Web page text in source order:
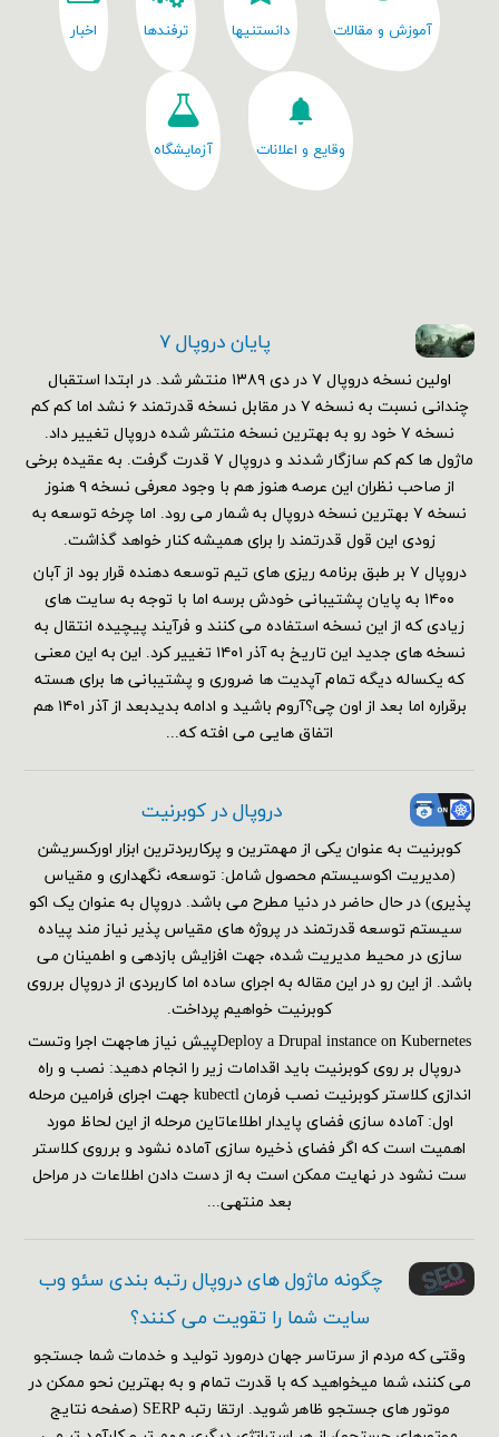
آموزش و مقالات دانستنیها ترفندها اخبار
وقایع و اعلانات آزمایشگاه
پایان دروپال ۷
اولین نسخه دروپال ۷ در دی ۱۳۸۹ منتشر شد. در ابتدا استقبال
چندانی نسبت به نسخه ۷ در مقابل نسخه قدرتمند ۶ نشد اما کم کم
نسخه ۷ خود رو به بهترین نسخه منتشر شده دروپال تغییر داد.
ماژول ها کم کم سازگار شدند و دروپال ۷ قدرت گرفت. به عقیده برخی
از صاحب نظران این عرصه هنوز هم با وجود معرفی نسخه ۹ هنوز
نسخه ۷ بهترین نسخه دروپال به شمار می رود. اما چرخه توسعه به
زودی این قول قدرتمند را برای همیشه کنار خواهد گذاشت.
دروپال ۷ بر طبق برنامه ریزی های تیم توسعه دهنده قرار بود از آبان
۱۴۰۰ به پایان پشتیبانی خودش برسه اما با توجه به سایت های
زیادی که از این نسخه استفاده می کنند و فرآیند پیچیده انتقال به
نسخه های جدید این تاریخ به آذر ۱۴۰۱ تغییر کرد. این به این معنی
که یکساله دیگه تمام آپدیت ها ضروری و پشتیبانی ها برای هسته
برقراره اما بعد از اون چی؟آروم باشید و ادامه بدیدبعد از آذر ۱۴۰۱ هم
اتفاق هایی می افته که...
دروپال در کوبرنیت
کوبرنیت به عنوان یکی از مهمترین و پرکاربردترین ابزار اورکسریشن
(مدیریت اکوسیستم محصول شامل: توسعه، نگهداری و مقیاس
پذیری) در حال حاضر در دنیا مطرح می باشد. دروپال به عنوان یک اکو
سیستم توسعه قدرتمند در پروژه های مقیاس پذیر نیاز مند پیاده
سازی در محیط مدیریت شده، جهت افزایش بازدهی و اطمینان می
باشد. از این رو در این مقاله به اجرای ساده اما کاربردی از دروپال برروی
کوبرنیت خواهیم پرداخت.
Deploy a Drupal instance on Kubernetesپیش نیاز هاجهت اجرا وتست
دروپال بر روی کوبرنیت باید اقدامات زیر را انجام دهید: نصب و راه
اندازی کلاستر کوبرنیت نصب فرمان kubectl جهت اجرای فرامین مرحله
اول: آماده سازی فضای پایدار اطلاعاتاین مرحله از این لحاظ مورد
اهمیت است که اگر فضای ذخیره سازی آماده نشود و برروی کلاستر
ست نشود در نهایت ممکن است به از دست دادن اطلاعات در مراحل
بعد منتهی...
چگونه ماژول های دروپال رتبه بندی سئو وب
سایت شما را تقویت می کنند؟
وقتی که مردم از سرتاسر جهان درمورد تولید و خدمات شما جستجو
می کنند، شما میخواهید که با قدرت تمام و به بهترین نحو ممکن در
موتور های جستجو ظاهر شوید. ارتقا رتبه SERP (صفحه نتایج